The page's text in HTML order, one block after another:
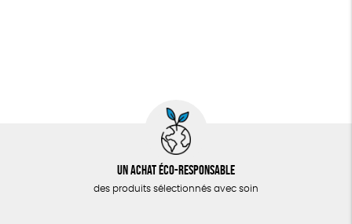
Un achat éco-responsable
des produits sélectionnés avec soin